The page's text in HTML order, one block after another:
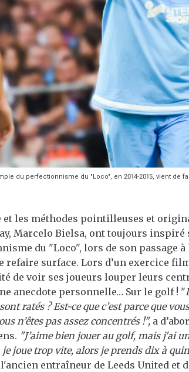
du perfectionnisme du "Loco", en 2014-2015, vient de
et les méthodes pointilleuses et
Marcelo Bielsa, ont toujours inspiré
du "Loco", lors de son passage à
refaire surface. Lors d’un exercice
de voir ses joueurs louper leurs
anecdote personnelle… Sur le golf ! "
ratés ? Est-ce que c’est parce que
n’êtes pas assez concentrés !", a
"J’aime bien jouer au golf, mais j'ai
joue trop vite, alors je prends dix à
entraîneur de Leeds United et